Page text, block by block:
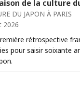
de la culture
DU JAPON À PARIS
2026
rétrospective
pour saisir soixante